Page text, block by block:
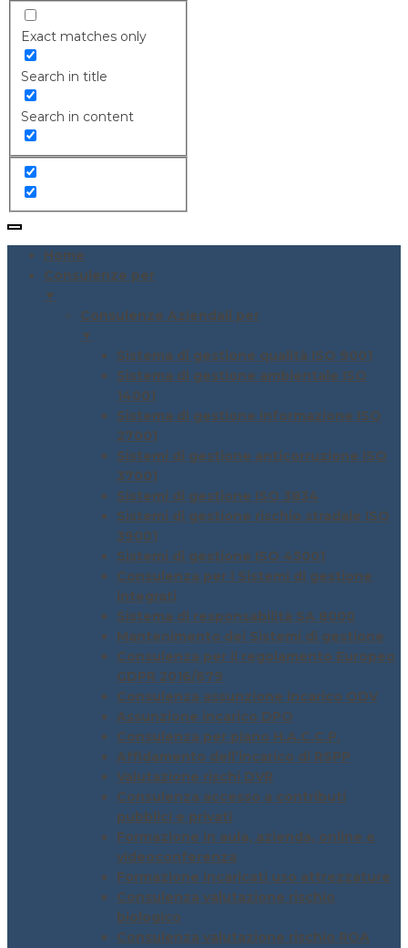
Exact matches only
Search in title
Search in content
Home
Consulenze per
▼
Consulenze Aziendali per
▼
Sistema di gestione qualità ISO 9001
Sistema di gestione ambientale ISO
14001
Sistema di gestione informazione ISO
27001
Sistemi di gestione anticorruzione ISO
37001
Sistemi di gestione ISO 3834
Sistemi di gestione rischio stradale ISO
39001
Sistemi di gestione ISO 45001
Consulenza per i Sistemi di gestione
integrati
Sistema di responsabilità SA 8000
Mantenimento dei Sistemi di gestione
Consulenza per il regolamento Europeo
GDPR 2016/679
Consulenza assunzione incarico ODV
Assunzione incarico DPO
Consulenza per piano H.A.C.C.P.
Affidamento dell’incarico di RSPP
Valutazione rischi DVR
Consulenza accesso a contributi
pubblici e privati
Formazione in aula, azienda, online e
videoconferenza
Formazione incaricati uso attrezzature
Consulenza valutazione rischio
biologico
Consulenza valutazione rischio ROA